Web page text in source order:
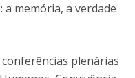
memória, a verdade
plenárias